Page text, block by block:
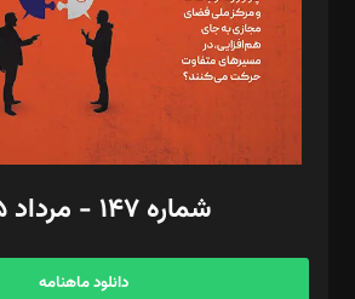
طراح یونیفرم: مجید توکلی
فیلمبرداری و عکاسی: امیر شفیعی، مانی لطفی
گرافیک و صفحه‌آرایی: سید‌سبحان‌علی ثابت
مد‌یر توسعه تجاری: کامبیز برید‌
امور مالی: شاپور رهبری، محمد‌ کاظمی‌نیا
آگهی و مشترکین: ۰۹۱۹۹۹۹۰۴۵۴
شماره ۱۴۷ - مرداد ۱۴۰۵
دانلود ماهنامه